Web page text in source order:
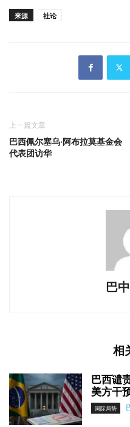
来源 社论
上一篇文章
巴西佩尔塞乌·阿布拉莫基金会
代表团访华
巴
相
巴西谴
美方干
国际局势